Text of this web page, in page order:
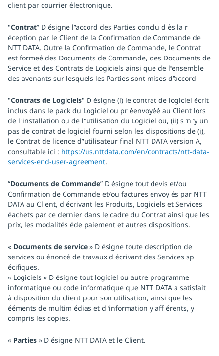
client par courrier électronique.
"Contrat” D ésigne l’'accord des Parties conclu d ès la r
éception par le Client de la Confirmation de Commande de
NTT DATA. Outre la Confirmation de Commande, le Contrat
est formeé des Documents de Commande, des Documents de
Service et des Contrats de Logiciels ainsi que de l’’ensemble
des avenants sur lesquels les Parties sont mises d’’accord.
"Contrats de Logiciels" D ésigne (i) le contrat de logiciel écrit
inclus dans le pack du Logiciel ou pr éenvoyéé au Client lors
de l'’installation ou de l'’utilisation du Logiciel ou, (ii) s ’n ’y un
pas de contrat de logiciel fourni selon les dispositions de (i),
le Contrat de licence d’'utilisateur final NTT DATA version A,
consultable ici : https://us.nttdata.com/en/contracts/ntt-data-
services-end-user-agreement.
“Documents de Commande” D ésigne tout devis et/ou
Confirmation de Commande et/ou factures envoy és par NTT
DATA au Client, d écrivant les Produits, Logiciels et Services
éachets par ce dernier dans le cadre du Contrat ainsi que les
prix, les modalités éde paiement et autres dispositions.
« Documents de service » D ésigne toute description de
services ou énoncé de travaux d écrivant des Services sp
écifiques.
« Logiciels » D ésigne tout logiciel ou autre programme
informatique ou code informatique que NTT DATA a satisfait
à disposition du client pour son utilisation, ainsi que les
ééments de multim édias et d ’information y aff érents, y
compris les copies.
« Parties » D ésigne NTT DATA et le Client.